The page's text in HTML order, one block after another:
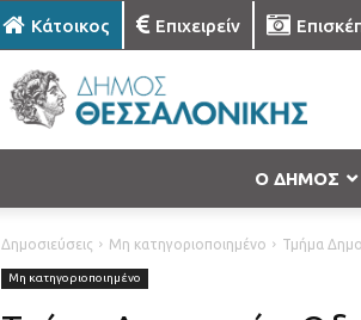
Κάτοικος Επιχειρείν
Ο ΔΗΜΟΣ
Δημοσιεύσεις Μη κατηγοριοποιημένο Τμήμα
Μη κατηγοριοποιημένο